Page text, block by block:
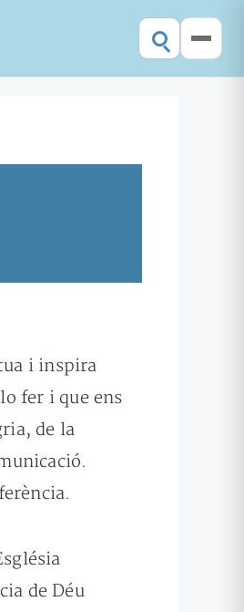
i inspira
fer i que ens
de la
de Déu